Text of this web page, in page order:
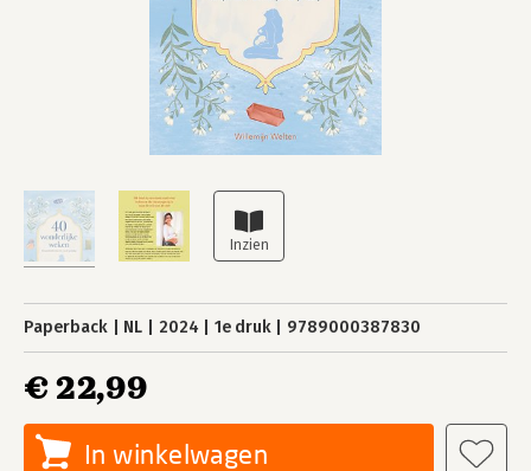
Paperback NL 2024 1e druk 9789000387830
€ 22,99
In winkelwagen